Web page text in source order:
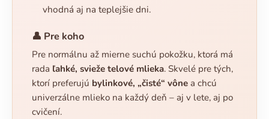
vhodná aj na teplejšie dni.
👤 Pre koho
Pre normálnu až mierne suchú pokožku, ktorá má
rada ľahké, svieže telové mlieka. Skvelé pre tých,
ktorí preferujú bylinkové, „čisté“ vône a chcú
univerzálne mlieko na každý deň – aj v lete, aj po
cvičení.